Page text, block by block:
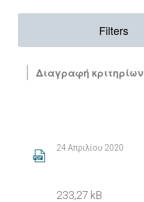
Filters
Διαγραφή κριτηρίων
24 Απριλίου 2020
233,27 kB